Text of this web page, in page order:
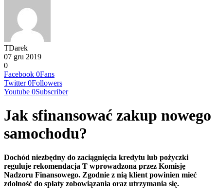
TDarek
07 gru 2019
0
Facebook 0Fans
Twitter 0Followers
Youtube 0Subscriber
Jak sfinansować zakup nowego
samochodu?
Dochód niezbędny do zaciągnięcia kredytu lub pożyczki
reguluje rekomendacja T wprowadzona przez Komisję
Nadzoru Finansowego. Zgodnie z nią klient powinien mieć
zdolność do spłaty zobowiązania oraz utrzymania się.